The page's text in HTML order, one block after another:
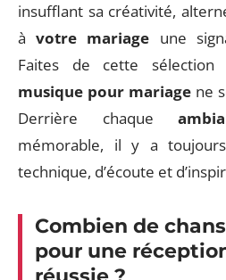
insufflant sa créativité,
àvotre mariage une
Faites de cette
musique pour mariage ne
Derrière chaque
mémorable, il y a
technique, d’écoute et
Combien de
pour une